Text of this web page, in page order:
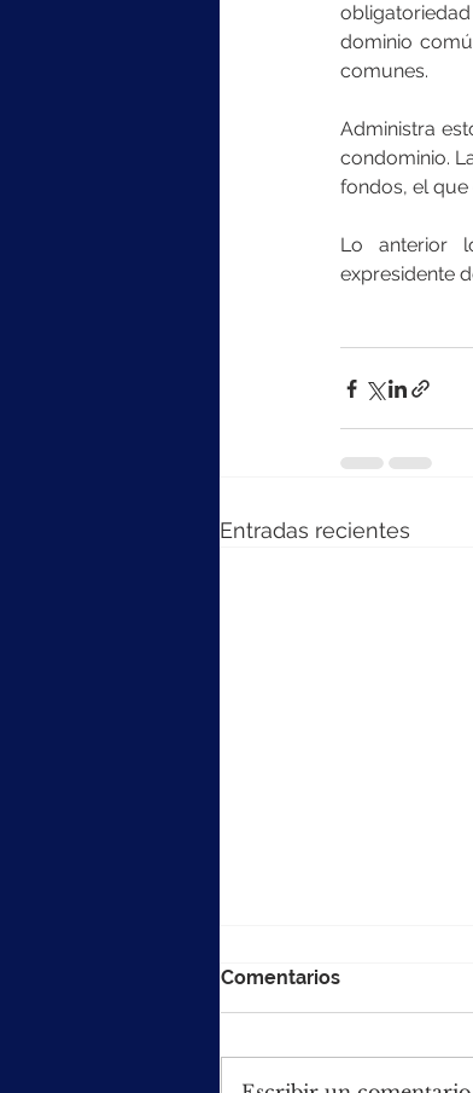
dominio
comunes.
Administra
condominio.
fondos, el
Lo anterior
expresidente
Entradas recientes
Comentarios